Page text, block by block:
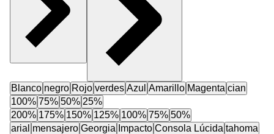
Blanco negro Rojo verdes Azul Amarillo Magenta cian
100% 75% 50% 25%
200% 175% 150% 125% 100% 75% 50%
arial mensajero Georgia Impacto Consola Lúcida tahoma